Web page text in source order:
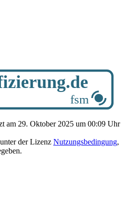
am 29. Oktober 2025 um 00:09 Uhr
der Lizenz Nutzungsbedingung,